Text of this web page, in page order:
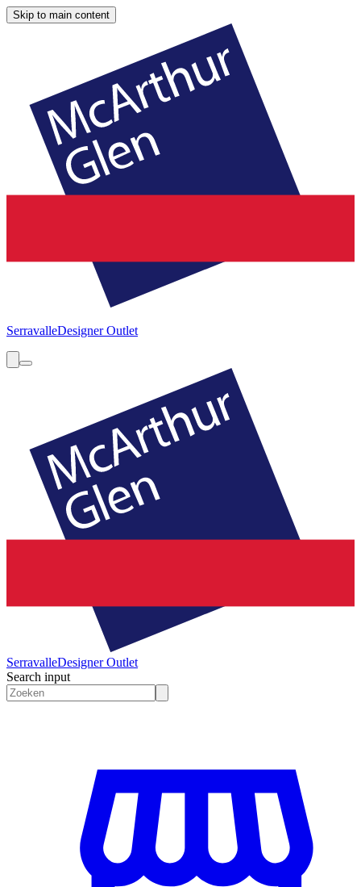
Skip to main content
SerravalleDesigner Outlet
SerravalleDesigner Outlet
Search input